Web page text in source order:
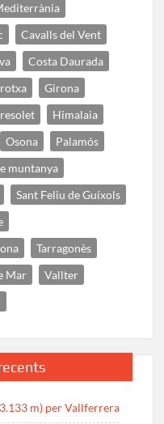
Cavalls del Vent
Costa Daurada
Girona
Himalaia
Osona
Palamós
muntanya
Sant Feliu de Guíxols
Tarragonès
Mar
Vallter
m) per Vallferrera